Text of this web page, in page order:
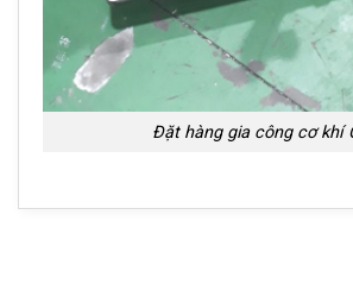
Đặt hàng gia công cơ khí